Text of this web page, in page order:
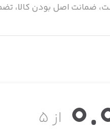
ضمانت اصل بودن کالا،
هوش و مطمئن
از ۵